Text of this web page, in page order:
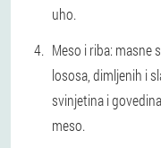
uho.
Meso i riba: masne
lososa, dimljenih i
svinjetina i
meso.